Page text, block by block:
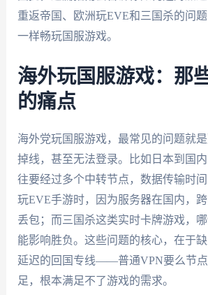
重返帝国、欧洲玩EVE和三国杀的问
一样畅玩国服游戏。
海外玩国服游戏：那
的痛点
海外党玩国服游戏，最常见的问题就是
掉线，甚至无法登录。比如日本到国
往要经过多个中转节点，数据传输时
玩EVE手游时，因为服务器在国内，
丢包；而三国杀这类实时卡牌游戏，
能影响胜负。这些问题的核心，在于
延迟的回国专线——普通VPN要么节
足，根本满足不了游戏的需求。